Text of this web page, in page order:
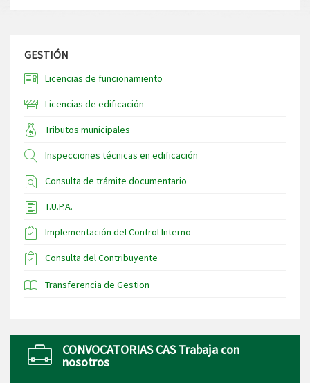
GESTIÓN
Licencias de funcionamiento
Licencias de edificación
Tributos municipales
Inspecciones técnicas en edificación
Consulta de trámite documentario
T.U.P.A.
Implementación del Control Interno
Consulta del Contribuyente
Transferencia de Gestion
CONVOCATORIAS CAS Trabaja con
nosotros